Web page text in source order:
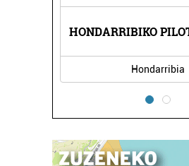
HONDARRIBIKO
Hondarribia